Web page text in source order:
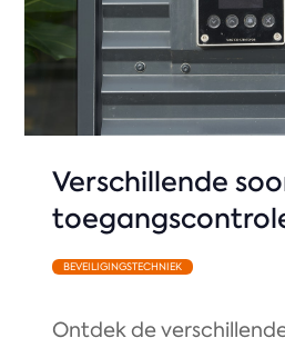
Verschillende
BEVEILIGINGSTECHNIEK
Ontdek de